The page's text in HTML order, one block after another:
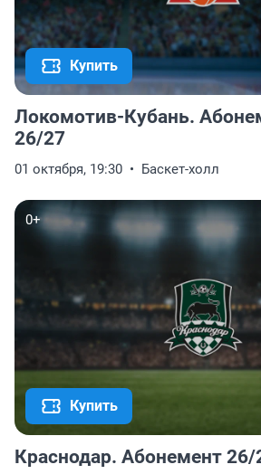
Купить
Локомотив-Кубань.
26/27
01 октября, 19:30 Баскет-холл
0+
Купить
Краснодар. Абонемент 26/